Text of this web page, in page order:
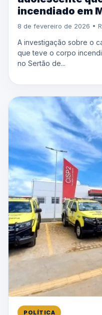
incendiado em
8 de fevereiro de 2026 •
A investigação sobre o
que teve o corpo
no Sertão de...
POLÍTICA